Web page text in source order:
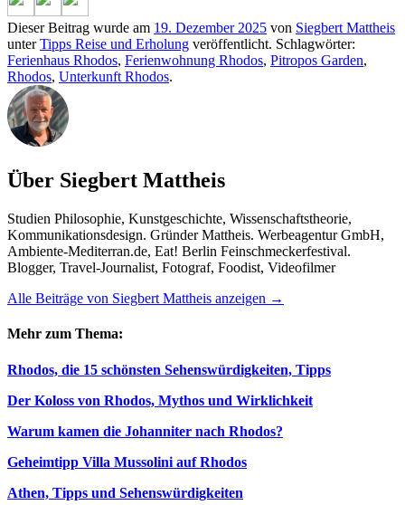
Dieser Beitrag wurde am 19. Dezember 2025 von Siegbert Mattheis
unterTipps Reise und Erholung veröffentlicht. Schlagwörter:
Ferienhaus Rhodos, Ferienwohnung Rhodos, Pitropos Garden,
Rhodos, Unterkunft Rhodos.
Über Siegbert Mattheis
Studien Philosophie, Kunstgeschichte, Wissenschaftstheorie,
Kommunikationsdesign. Gründer Mattheis. Werbeagentur GmbH,
Ambiente-Mediterran.de, Eat! Berlin Feinschmeckerfestival.
Blogger, Travel-Journalist, Fotograf, Foodist, Videofilmer
Alle Beiträge von Siegbert Mattheis anzeigen →
Mehr zum Thema:
Rhodos, die 15 schönsten Sehenswürdigkeiten, Tipps
Der Koloss von Rhodos, Mythos und Wirklichkeit
Warum kamen die Johanniter nach Rhodos?
Geheimtipp Villa Mussolini auf Rhodos
Athen, Tipps und Sehenswürdigkeiten